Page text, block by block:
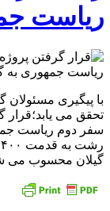
ریاست
با پیگیری
سفر دوم ریاست
گیلان محسوب می